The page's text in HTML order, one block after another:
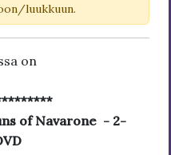
luukkuun.
on
of Navarone - 2-